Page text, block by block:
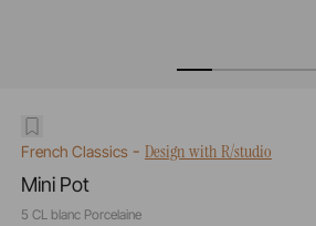
French Classics- Design with R/studio
Mini Pot
5 CL blanc Porcelaine